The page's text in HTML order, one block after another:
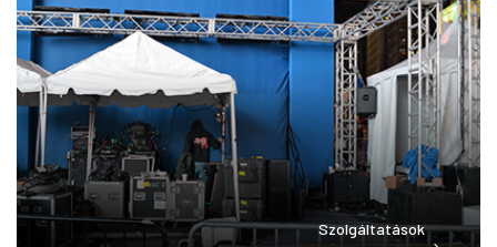
Szolgáltatások